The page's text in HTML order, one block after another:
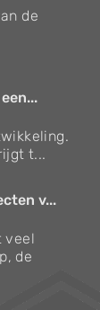
de
t...
v...
veel
de